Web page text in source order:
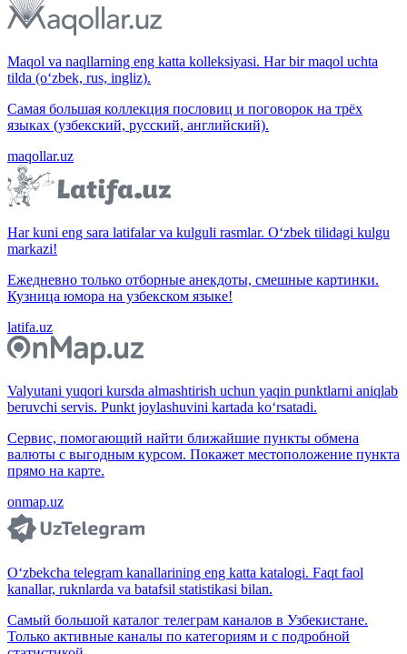
Maqol va naqllarning eng katta kolleksiyasi. Har bir maqol uchta
tilda (o‘zbek, rus, ingliz).
Самая большая коллекция пословиц и поговорок на трёх
языках (узбекский, русский, английский).
maqollar.uz
Har kuni eng sara latifalar va kulguli rasmlar. O‘zbek tilidagi kulgu
markazi!
Ежедневно только отборные анекдоты, смешные картинки.
Кузница юмора на узбекском языке!
latifa.uz
Valyutani yuqori kursda almashtirish uchun yaqin punktlarni aniqlab
beruvchi servis. Punkt joylashuvini kartada ko‘rsatadi.
Сервис, помогающий найти ближайшие пункты обмена
валюты с выгодным курсом. Покажет местоположение пункта
прямо на карте.
onmap.uz
O‘zbekcha telegram kanallarining eng katta katalogi. Faqt faol
kanallar, ruknlarda va batafsil statistikasi bilan.
Самый большой каталог телеграм каналов в Узбекистане.
Только активные каналы по категориям и с подробной